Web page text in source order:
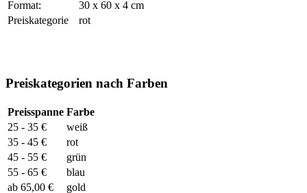
Format:
30 x 60 x 4 cm
Preiskategorie
rot
Preiskategorien nach Farben
Preisspanne Farbe
25 - 35 €
weiß
35 - 45 €
rot
45 - 55 €
grün
55 - 65 €
blau
ab 65,00 €
gold